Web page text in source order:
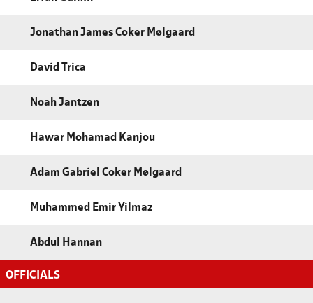
Jonathan James Coker Mølgaard
David Trica
Noah Jantzen
Hawar Mohamad Kanjou
Adam Gabriel Coker Mølgaard
Muhammed Emir Yilmaz
Abdul Hannan
OFFICIALS